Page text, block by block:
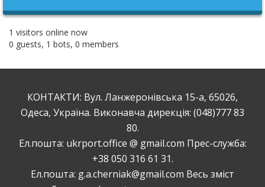
1 visitors online now
0 guests, 1 bots, 0 members
КОНТАКТИ: Вул. Ланжеронівська 15-а, 65026,
Одеса, Україна. Виконавча дирекція: (048)777 83
80.
Ел.пошта: ukrport.office @ gmail.com Прес-служба:
+38 050 316 61 31.
Ел.пошта: g.a.cherniak@gmail.com Весь зміст